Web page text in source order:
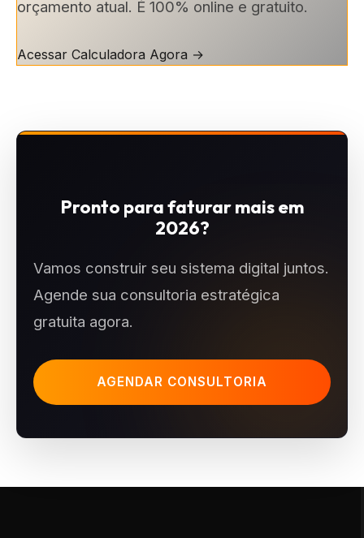
orçamento atual. É 100% online e gratuito.
Acessar Calculadora Agora →
Pronto para faturar mais em
2026?
Vamos construir seu sistema digital juntos.
Agende sua consultoria estratégica
gratuita agora.
AGENDAR CONSULTORIA